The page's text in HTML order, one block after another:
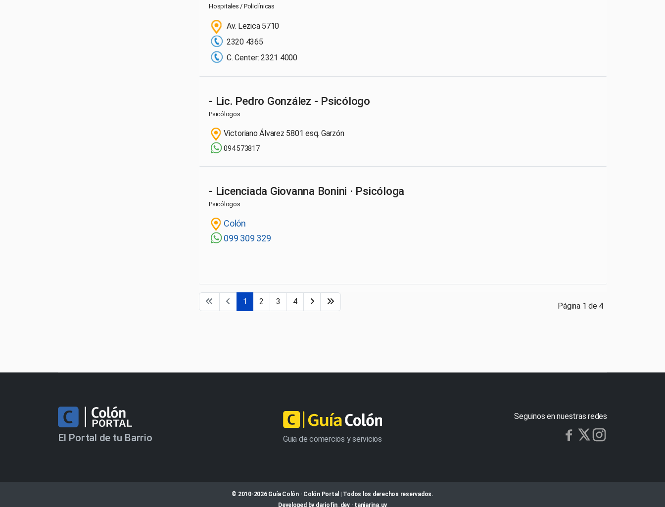
Hospitales / Policlínicas
Av. Lezica 5710
2320 4365
C. Center: 2321 4000
- Lic. Pedro González - Psicólogo
Psicólogos
Victoriano Álvarez 5801 esq. Garzón
094 573817
- Licenciada Giovanna Bonini · Psicóloga
Psicólogos
Colón
099 309 329
Página 1 de 4
1 2 3 4
El Portal de tu Barrio Guia de comercios y servicios
Seguinos en nuestras redes
© 2010-2026 Guía Colón · Colón Portal | Todos los derechos reservados.
Developed by dariofin_dev· tanjarina.uy